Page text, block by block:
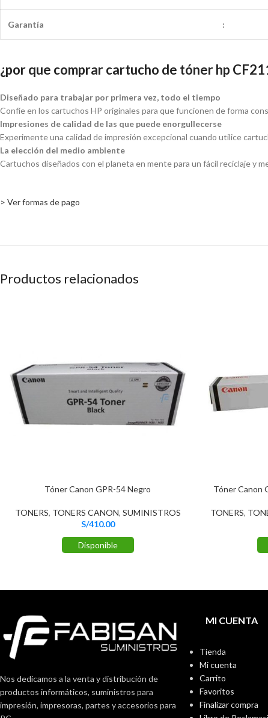
Garantía :
¿por que comprar cartucho de tóner hp
Diseñado para trabajar por primera vez, todo el tiempo
Confíe en los cartuchos HP originales para que funcionen de forma
Impresiones de calidad de las que puede enorgullecerse
Experimente una calidad de impresión excepcional cuando utilice
La elección del medio ambiente
Cartuchos diseñados con el planeta en mente para un fácil reciclaje y
> Ver formas de pago
Productos relacionados
Tóner Canon GPR-54 Negro
TONERS, TONERS CANON, SUMINISTROS
S/410.00
Disponible
Tóner Canon
TONERS,
Nos dedicamos a la venta y distribución de
productos informáticos, suministros para
impresión, impresoras, partes y accesorios para
MI CUENTA
Tienda
Mi cuenta
Carrito
Favoritos
Finalizar compra